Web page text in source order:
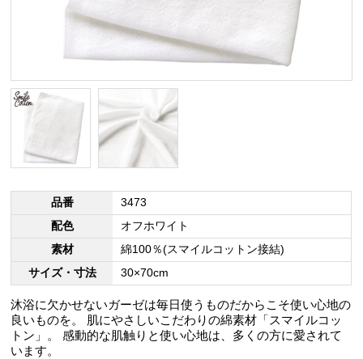
品番
3473
配色
オフホワイト
素材
綿100％(スマイルコットン接結)
サイズ・寸法
30×70cm
沐浴に欠かせないガーゼは毎日使うものだからこそ使い心地の
良いものを。 肌にやさしいこだわりの綿素材「スマイルコッ
トン」。 感動的な肌触りと使い心地は、多くの方に愛されて
います。